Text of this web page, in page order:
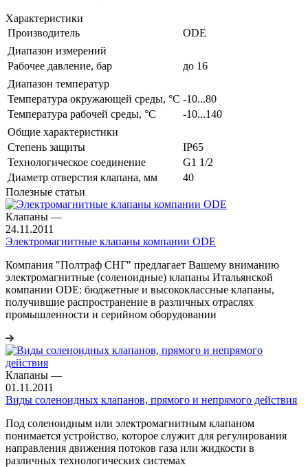
Характеристики
Производитель
ODE
Диапазон измерений
Рабочее давление, бар
до 16
Диапазон температур
Температура окружающей среды, °С -10...80
Температура рабочей среды, °С
-10...140
Общие характеристики
Степень защиты
IP65
Технологическое соединение
G1 1/2
Диаметр отверстия клапана, мм
40
Полезные статьи
Клапаны —
24.11.2011
Электромагнитные клапаны компании ODE
Компания "Полтраф СНГ" предлагает Вашему вниманию
электромагнитные (соленоидные) клапаны Итальянской
кoмпании ODE: бюджетные и высококлассные клапаны,
получившие распространение в различных отраслях
промышленности и серийном оборудовании
Клапаны —
01.11.2011
Виды соленоидных клапанов, прямого и непрямого действия
Под соленоидным или электромагнитным клапаном
понимается устройство, которое служит для регулирования
направления движения потоков газа или жидкости в
различных технологических системах